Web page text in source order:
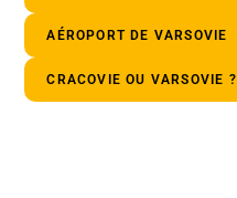
AÉROPORT DE VARSOVIE
CRACOVIE OU VARSOVIE ?